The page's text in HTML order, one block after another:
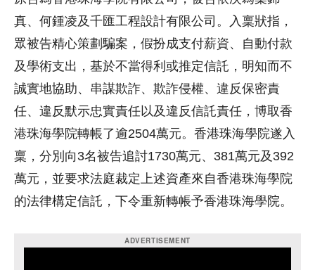
真、何鍾凌及千匯工程設計有限公司。入稟狀指，
眾被告精心策劃騙案，假扮成支付薪資、自動付款
及學術支出，基於不當得利或推定信託，明知而不
誠實地協助、串謀欺詐、欺詐侵權、違反保密責
任、違反默示忠實責任以及違反信託責任，博取香
港珠海學院轉帳了逾2504萬元。香港珠海學院遂入
稟，分別向3名被告追討1730萬元、381萬元及392
萬元，並要求法庭裁定上述資產來自香港珠海學院
的法律構定信託，下令重新轉帳予香港珠海學院。